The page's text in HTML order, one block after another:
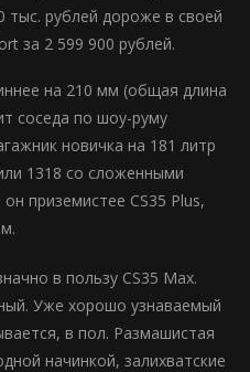
тыс. рублей дороже в cвоей
за 2 599 900 рублей.
на 210 мм (общая длина
соседа по шоу-руму
новичка на 181 литр
1318 со сложенными
приземистее CS35 Plus,
в пользу CS35 Max.
Уже хорошо узнаваемый
в пол. Размашистая
начинкой, залихватские